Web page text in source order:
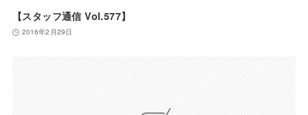
【スタッフ通信 Vol.577】
2016年2月29日